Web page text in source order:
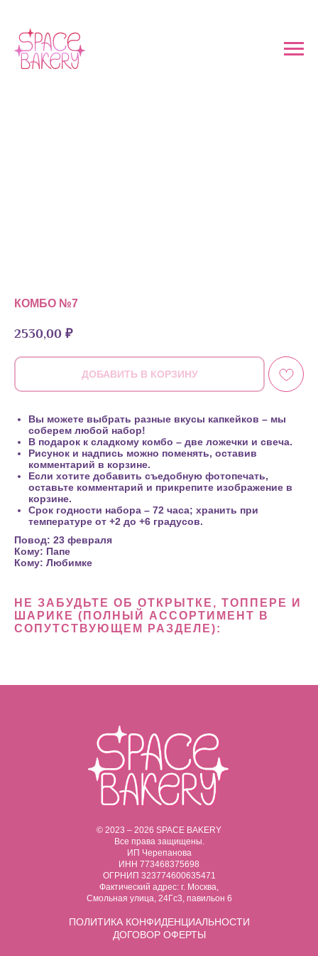
КОМБО №7
2530,00 ₽
ДОБАВИТЬ В КОРЗИНУ
Вы можете выбрать разные вкусы капкейков – мы
соберем любой набор!
В подарок к сладкому комбо – две ложечки и свеча.
Рисунок и надпись можно поменять, оставив
комментарий в корзине.
Если хотите добавить съедобную фотопечать,
оставьте комментарий и прикрепите изображение в
корзине.
Срок годности набора – 72 часа; хранить при
температуре от +2 до +6 градусов.
Повод: 23 февраля
Кому: Папе
Кому: Любимке
НЕ ЗАБУДЬТЕ ОБ ОТКРЫТКЕ, ТОППЕРЕ И
ШАРИКЕ (ПОЛНЫЙ АССОРТИМЕНТ В
СОПУТСТВУЮЩЕМ РАЗДЕЛЕ):
© 2023 – 2026 SPACE BAKERY
Все права защищены.
ИП Черепанова
ИНН 773468375698
ОГРНИП 323774600635471
Фактический адрес: г. Москва,
Смольная улица, 24Гс3, павильон 6
ПОЛИТИКА КОНФИДЕНЦИАЛЬНОСТИ
ДОГОВОР ОФЕРТЫ